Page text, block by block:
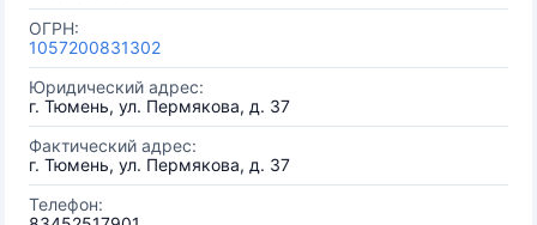
ОГРН:
1057200831302
Юридический адрес:
г. Тюмень, ул. Пермякова, д. 37
Фактический адрес:
г. Тюмень, ул. Пермякова, д. 37
Телефон: